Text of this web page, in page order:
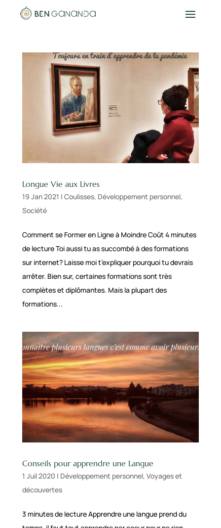
Longue Vie aux Livres
19 Jan 2021 | Coulisses, Développement personnel,
Société
Comment se Former en Ligne à Moindre Coût 4 minutes
de lecture Toi aussi tu as succombé à des formations
sur internet? Laisse moi t’expliquer pourquoi tu devrais
arrêter. Bien sur, certaines formations sont très
complètes et diplômantes. Mais la plupart des
formations...
Conseils pour apprendre une Langue
1 Juil 2020 | Développement personnel, Voyages et
découvertes
3 minutes de lecture Apprendre une langue prend du